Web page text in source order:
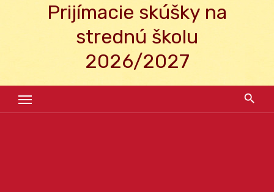
Prijímacie skúšky na
strednú školu
2026/2027